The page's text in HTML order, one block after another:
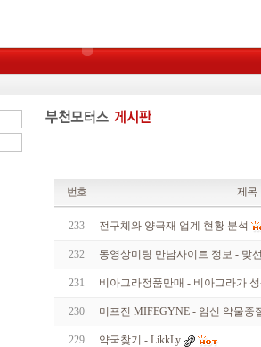
번호 제목
233 전구체와 양극재 업계 현황 분석
232 동영상미팅 만남사이트 정보 - 맞
231 비아그라정품만매 - 비아그라가
230 미프진 MIFEGYNE - 임신 약물중
229 약국찾기 - LikkLy